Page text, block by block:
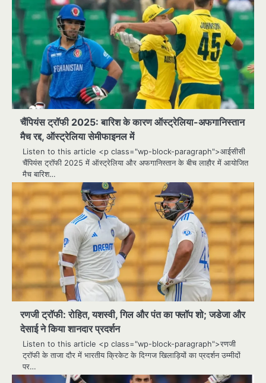
चैंपियंस ट्रॉफी 2025: बारिश के कारण ऑस्ट्रेलिया-अफगानिस्तान
मैच रद्द, ऑस्ट्रेलिया सेमीफाइनल में
Listen to this article <p class="wp-block-paragraph">आईसीसी
चैंपियंस ट्रॉफी 2025 में ऑस्ट्रेलिया और अफगानिस्तान के बीच लाहौर में आयोजित
मैच बारिश…
रणजी ट्रॉफी: रोहित, यशस्वी, गिल और पंत का फ्लॉप शो; जडेजा और
देसाई ने किया शानदार प्रदर्शन
Listen to this article <p class="wp-block-paragraph">रणजी
ट्रॉफी के ताजा दौर में भारतीय क्रिकेट के दिग्गज खिलाड़ियों का प्रदर्शन उम्मीदों
पर…